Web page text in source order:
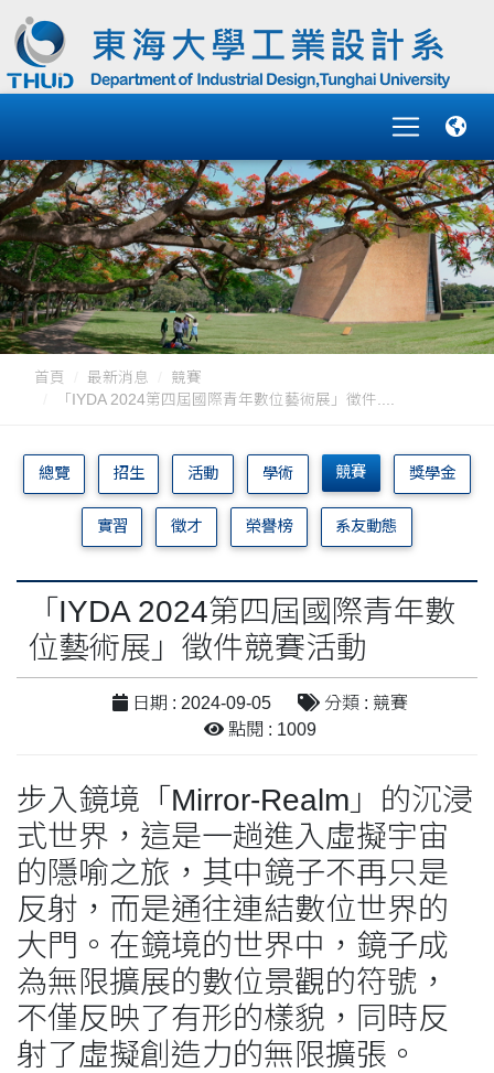
首頁 最新消息
競賽
「IYDA 2024第四屆國際青年數位藝術展」徵件....
總覽 招生 活動 學術 競賽 獎學金
實習 徵才 榮譽榜 系友動態
「IYDA 2024第四屆國際青年數
位藝術展」徵件競賽活動
日期 : 2024-09-05
分類 : 競賽
點閱 : 1009
步入鏡境「Mirror-Realm」的沉浸
式世界，這是一趟進入虛擬宇宙
的隱喻之旅，其中鏡子不再只是
反射，而是通往連結數位世界的
大門。在鏡境的世界中，鏡子成
為無限擴展的數位景觀的符號，
不僅反映了有形的樣貌，同時反
射了虛擬創造力的無限擴張。